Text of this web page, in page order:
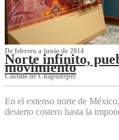
De febrero a junio de 2014
Norte infinito,
movimiento
Castillo de Chapultepec
En el extenso norte de
desierto costero hasta la